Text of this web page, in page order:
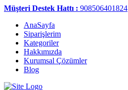
Müşteri Destek Hattı : 908506401824
AnaSayfa
Siparişlerim
Kategoriler
Hakkımızda
Kurumsal Çözümler
Blog